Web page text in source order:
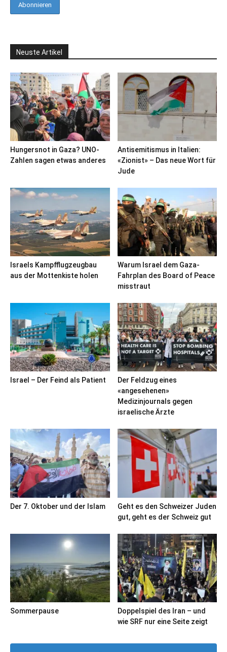
Neuste Artikel
Hungersnot in Gaza? UNO-
Zahlen sagen etwas anderes
Antisemitismus in Italien:
«Zionist» – Das neue Wort für
Jude
Israels Kampfflugzeugbau
aus der Mottenkiste holen
Warum Israel dem Gaza-
Fahrplan des Board of Peace
misstraut
Israel – Der Feind als Patient
Der Feldzug eines
«angesehenen»
Medizinjournals gegen
israelische Ärzte
Der 7. Oktober und der Islam
Geht es den Schweizer Juden
gut, geht es der Schweiz gut
Sommerpause
Doppelspiel des Iran – und
wie SRF nur eine Seite zeigt